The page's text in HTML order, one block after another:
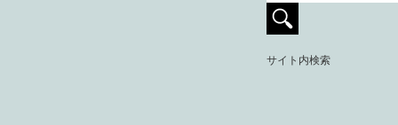
サイト内検索